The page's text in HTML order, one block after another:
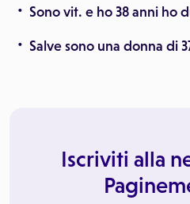
Sono vit. e ho 38 anni ho
Salve sono una donna di
Iscriviti alla